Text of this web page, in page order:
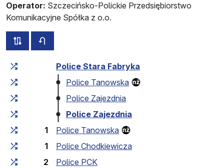
Operator: Szczecińsko-Polickie Przedsiębiorstwo
Komunikacyjne Spółka z o.o.
wszystkie trasy tej linii
Czas przejazdu narastająco Czas przejazdu między
Police Stara Fabryka
Police Tanowska
Police Zajezdnia
Police Zajezdnia
1
Police Tanowska
1
Police Chodkiewicza
2
Police PCK